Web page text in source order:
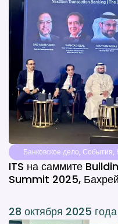
Банковское дело, События,
ITS на саммите
Summit 2025,
28 октября 2025 года